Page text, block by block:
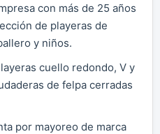
con más de 25 años
de playeras de
y niños.
cuello redondo, V y
de felpa cerradas
por mayoreo de marca